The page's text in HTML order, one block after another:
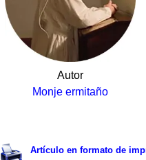
Autor
Monje ermitaño
Artículo en formato de